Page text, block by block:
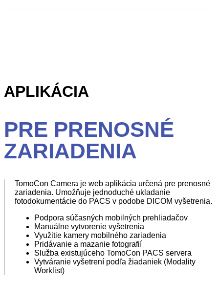
APLIKÁCIA
PRE PRENOSNÉ
ZARIADENIA
TomoCon Camera je web aplikácia určená pre prenosné
zariadenia. Umožňuje jednoduché ukladanie
fotodokumentácie do PACS v podobe DICOM vyšetrenia.
Podpora súčasných mobilných prehliadačov
Manuálne vytvorenie vyšetrenia
Využitie kamery mobilného zariadenia
Pridávanie a mazanie fotografií
Služba existujúceho TomoCon PACS servera
Vytváranie vyšetrení podľa žiadaniek (Modality
Worklist)